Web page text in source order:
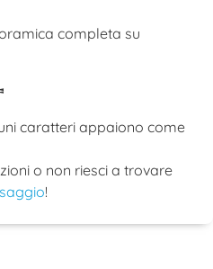
completa su
caratteri appaiono come
o non riesci a trovare
!